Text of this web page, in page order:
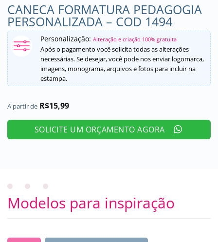
CANECA FORMATURA PEDAGOGIA
PERSONALIZADA – COD 1494
Personalização: Alteração e criação 100% gratuita
Após o pagamento você solicita todas as alterações
necessárias. Se desejar, você pode nos enviar logomarca,
imagens, monograma, arquivos e fotos para incluir na
estampa.
A partir de R$15,99
SOLICITE UM ORÇAMENTO AGORA
Modelos para inspiração